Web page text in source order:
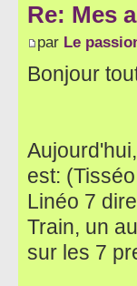
Re: Mes
par Le
Bonjour
est:
Linéo 7
Train, un
sur les 7